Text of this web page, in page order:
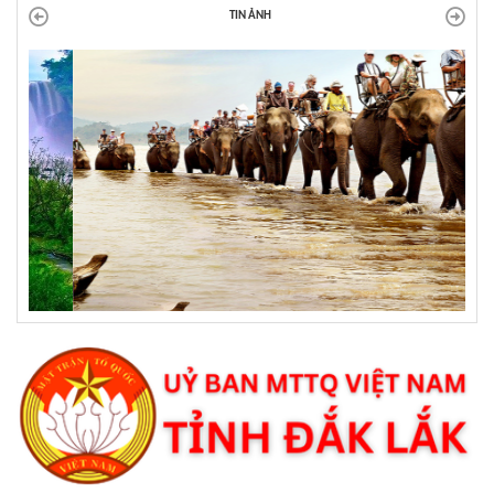
TIN ẢNH